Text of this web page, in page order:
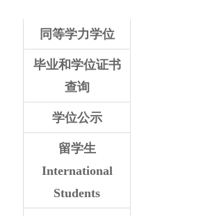
同等学力学位
毕业和学位证书
查询
学位公示
留学生
International
Students